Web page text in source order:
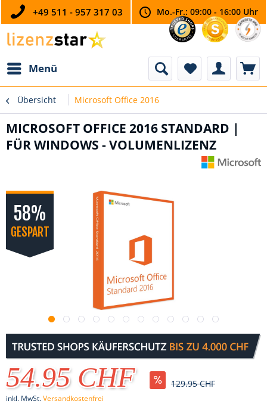
+49 511 - 957 317 03 Mo.-Fr.: 09:00 - 16:00 Uhr
Menü
Übersicht Microsoft Office 2016
MICROSOFT OFFICE 2016 STANDARD |
FÜR WINDOWS - VOLUMENLIZENZ
58%
GESPART
54.95 CHF 129.95 CHF
inkl. MwSt.Versandkostenfrei